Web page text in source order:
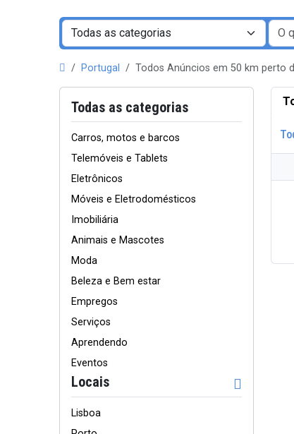
Portugal Todos Anúncios em 50 km perto
Todas as categorias
Carros, motos e barcos
Telemóveis e Tablets
Eletrônicos
Móveis e Eletrodomésticos
Imobiliária
Animais e Mascotes
Moda
Beleza e Bem estar
Empregos
Serviços
Aprendendo
Eventos
Locais
Lisboa